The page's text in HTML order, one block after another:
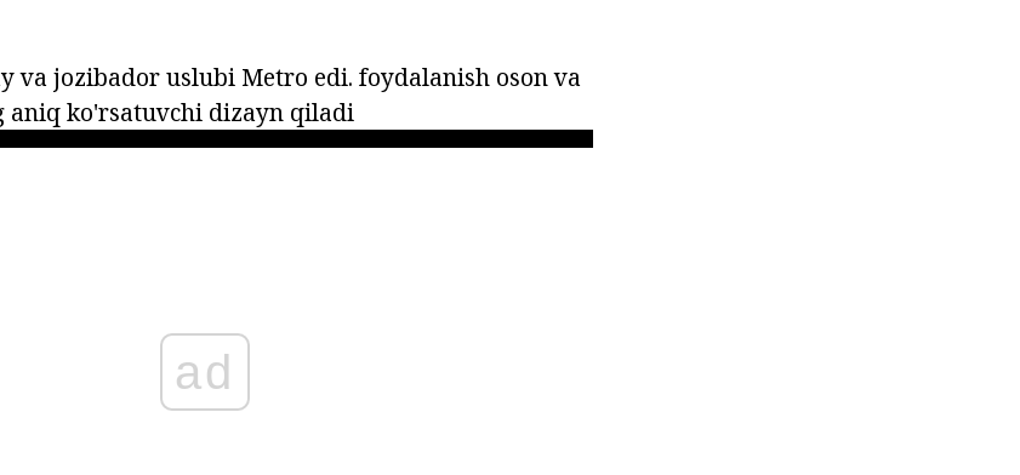
va jozibador uslubi Metro edi. foydalanish oson va
ko'rsatuvchi dizayn qiladi
ad